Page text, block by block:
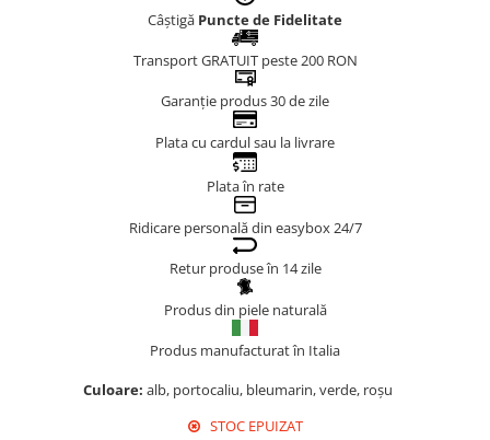
Genți Verzi
Câștigă Puncte de Fidelitate
Transport GRATUIT peste 200 RON
Garanție produs 30 de zile
Plata cu cardul sau la livrare
Plata în rate
Ridicare personală din easybox 24/7
Retur produse în 14 zile
Produs din piele naturală
Produs manufacturat în Italia
Culoare: alb, portocaliu, bleumarin, verde, roșu
STOC EPUIZAT